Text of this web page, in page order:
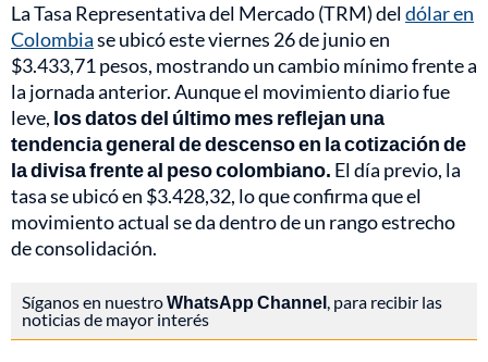
La Tasa Representativa del Mercado (TRM) deldólar en
Colombiase ubicó este viernes 26 de junio en
$3.433,71 pesos, mostrando un cambio mínimo frente a
la jornada anterior. Aunque el movimiento diario fue
leve, los datos del último mes reflejan una
tendencia general de descenso en la cotización de
la divisa frente al peso colombiano. El día previo, la
tasa se ubicó en $3.428,32, lo que confirma que el
movimiento actual se da dentro de un rango estrecho
de consolidación.
Síganos en nuestroWhatsApp Channel, para recibir las
noticias de mayor interés